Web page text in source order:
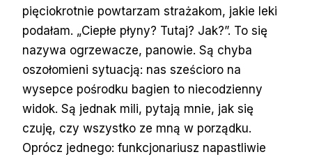
pięciokrotnie powtarzam strażakom, jakie leki
podałam. „Ciepłe płyny? Tutaj? Jak?”. To się
nazywa ogrzewacze, panowie. Są chyba
oszołomieni sytuacją: nas sześcioro na
wysepce pośrodku bagien to niecodzienny
widok. Są jednak mili, pytają mnie, jak się
czuję, czy wszystko ze mną w porządku.
Oprócz jednego: funkcjonariusz napastliwie